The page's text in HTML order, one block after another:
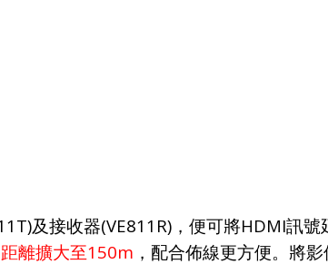
及接收器(VE811R) ，便可將HDMI訊號
離擴大至150m ，配合佈線更方便。將